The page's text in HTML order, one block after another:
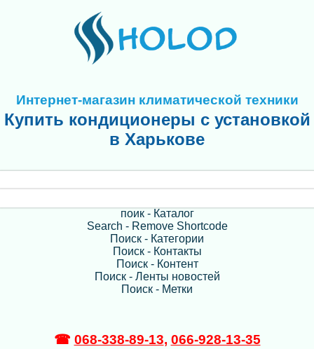
Интернет-магазин климатической техники
Купить кондиционеры с установкой
в Харькове
поик - Каталог
Search - Remove Shortcode
Поиск - Категории
Поиск - Контакты
Поиск - Контент
Поиск - Ленты новостей
Поиск - Метки
☎ 068-338-89-13, 066-928-13-35